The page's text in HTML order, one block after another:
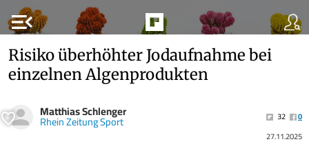
menu_open
Risiko überhöhter Jodaufnahme bei
einzelnen Algenprodukten
Matthias Schlenger
Rhein Zeitung Sport 32
0
27.11.2025